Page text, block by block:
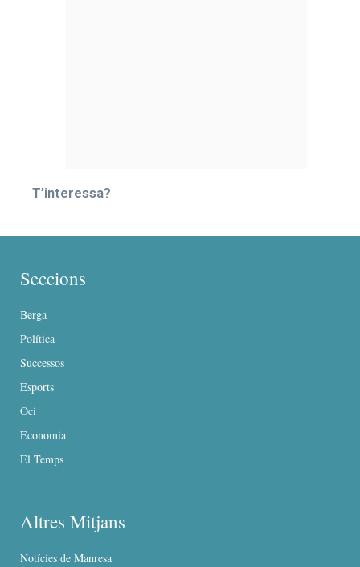
T’interessa?
Seccions
Berga
Política
Successos
Esports
Oci
Economia
El Temps
Altres Mitjans
Notícies de Manresa